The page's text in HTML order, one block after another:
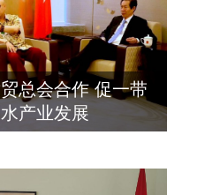
豪晤土耳其总领事 促一带
空气制水产业发展
首發
吳達鎔出席聯合國環境
會議
总会合作 促一带
产业发展